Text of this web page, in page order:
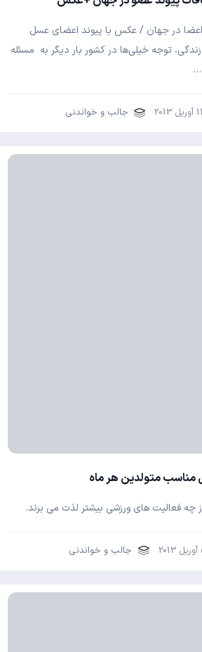
اعضا در جهان / عکس با پیوند اعضای عسل
۷ نفر به زندگی، توجه خیلی‌‌ها در کشور بار دیگر به مسئله
…
جالب و خواندنی
مناسب متولدین هر ماه
چه فعالیت های ورزشی بیشتر لذت می برند.
جالب و خواندنی